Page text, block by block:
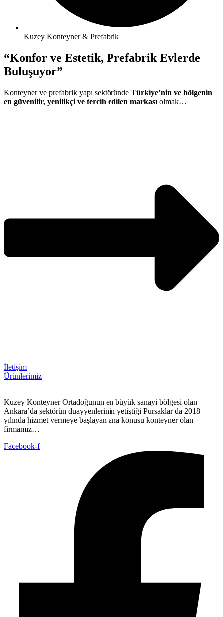
Kuzey Konteyner & Prefabrik
“Konfor ve Estetik, Prefabrik Evlerde
Buluşuyor”
Konteyner ve prefabrik yapı sektöründe Türkiye’nin ve bölgenin
en güvenilir, yenilikçi ve tercih edilen markası olmak…
İletişim
Ürünlerimiz
Kuzey Konteyner Ortadoğunun en büyük sanayi bölgesi olan
Ankara’da sektörün duayyenlerinin yetiştiği Pursaklar da 2018
yılında hizmet vermeye başlayan ana konusu konteyner olan
firmamız…
Facebook-f